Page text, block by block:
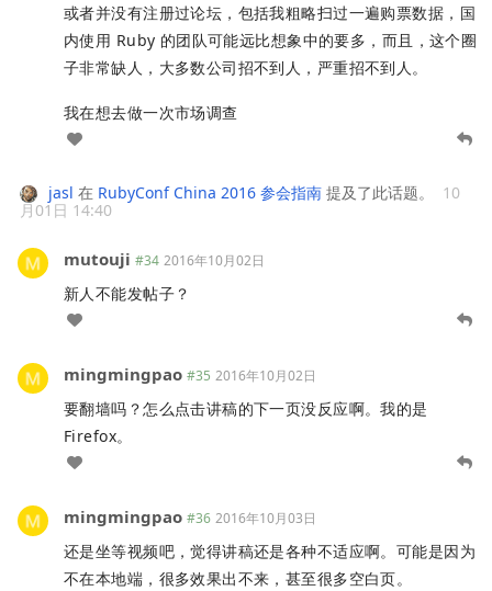
或者并没有注册过论坛，包括我粗略扫过一遍购票数据，国
内使用 Ruby 的团队可能远比想象中的要多，而且，这个圈
子非常缺人，大多数公司招不到人，严重招不到人。
我在想去做一次市场调查
jasl 在 RubyConf China 2016 参会指南 提及了此话题。
10
月01日 14:40
mutouji #34 2016年10月02日
新人不能发帖子？
mingmingpao #35 2016年10月02日
要翻墙吗？怎么点击讲稿的下一页没反应啊。我的是
Firefox。
mingmingpao #36 2016年10月03日
还是坐等视频吧，觉得讲稿还是各种不适应啊。可能是因为
不在本地端，很多效果出不来，甚至很多空白页。